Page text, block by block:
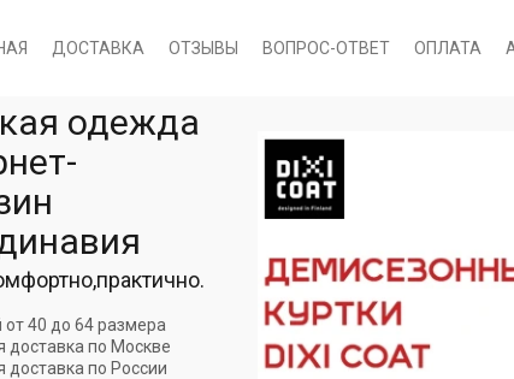
ДОСТАВКА ОТЗЫВЫ ВОПРОС-ОТВЕТ ОПЛАТА
одежда
40 до 64 размера
доставка по Москве
доставка по России